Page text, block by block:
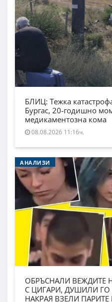
БЛИЦ: Тежка
Бургас, 20-годишно
медикаментозна кома
08.08.2026 11:16ч.
АНАЛИЗИ
ОБРЪСНАЛИ ВЕЖДИТЕ
С ЦИГАРИ, ДУШИЛИ
НАКРАЯ ВЗЕЛИ